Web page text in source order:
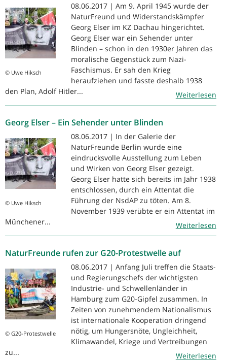
© Uwe Hiksch
08.06.2017 | Am 9. April 1945 wurde der
NaturFreund und Widerstandskämpfer
Georg Elser im KZ Dachau hingerichtet.
Georg Elser war ein Sehender unter
Blinden – schon in den 1930er Jahren das
moralische Gegenstück zum Nazi-
Faschismus. Er sah den Krieg
heraufziehen und fasste deshalb 1938
den Plan, Adolf Hitler...
Weiterlesen
Georg Elser – Ein Sehender unter Blinden
© Uwe Hiksch
08.06.2017 | In der Galerie der
NaturFreunde Berlin wurde eine
eindrucksvolle Ausstellung zum Leben
und Wirken von Georg Elser gezeigt.
Georg Elser hatte sich bereits im Jahr 1938
entschlossen, durch ein Attentat die
Führung der NsdAP zu töten. Am 8.
November 1939 verübte er ein Attentat im
Münchener...
Weiterlesen
NaturFreunde rufen zur G20-Protestwelle auf
© G20-Protestwelle
08.06.2017 | Anfang Juli treffen die Staats-
und Regierungschefs der wichtigsten
Industrie- und Schwellenländer in
Hamburg zum G20-Gipfel zusammen. In
Zeiten von zunehmendem Nationalismus
ist internationale Kooperation dringend
nötig, um Hungersnöte, Ungleichheit,
Klimawandel, Kriege und Vertreibungen
zu...
Weiterlesen